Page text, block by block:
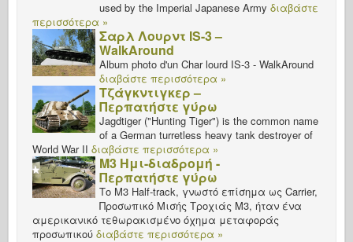
used by the Imperial Japanese Army διαβάστε
περισσότερα »
Σαρλ Λουρντ IS-3 –
WalkAround
Album photo d'un Char lourd IS-3 - WalkAround
διαβάστε περισσότερα »
Τζάγκντιγκερ –
Περπατήστε γύρω
Jagdtiger ("Hunting Tiger") is the common name
of a German turretless heavy tank destroyer of
World War II διαβάστε περισσότερα »
M3 Ημι-διαδρομή -
Περπατήστε γύρω
Το M3 Half-track, γνωστό επίσημα ως Carrier,
Προσωπικό Μισής Τροχιάς M3, ήταν ένα
αμερικανικό τεθωρακισμένο όχημα μεταφοράς
προσωπικού διαβάστε περισσότερα »